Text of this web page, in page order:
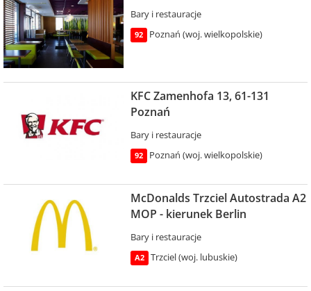
Bary i restauracje
92 Poznań (woj. wielkopolskie)
KFC Zamenhofa 13, 61-131
Poznań
Bary i restauracje
92 Poznań (woj. wielkopolskie)
McDonalds Trzciel Autostrada A2
MOP - kierunek Berlin
Bary i restauracje
A2 Trzciel (woj. lubuskie)